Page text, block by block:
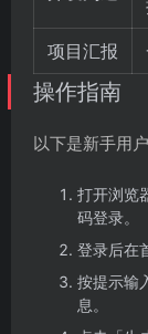
项目汇报
操作指南
以下是新手用
打开浏览
码登录。
登录后在
按提示输
息。